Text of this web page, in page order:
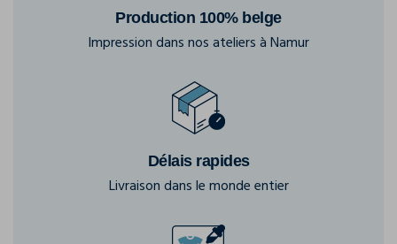
Production 100% belge
Impression dans nos ateliers à Namur
Délais rapides
Livraison dans le monde entier